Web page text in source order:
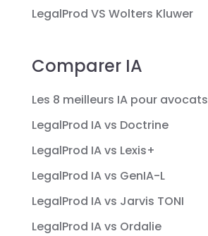
LegalProd VS Wolters Kluwer
Comparer IA
Les 8 meilleurs IA pour avocats
LegalProd IA vs Doctrine
LegalProd IA vs Lexis+
LegalProd IA vs GenIA-L
LegalProd IA vs Jarvis TONI
LegalProd IA vs Ordalie